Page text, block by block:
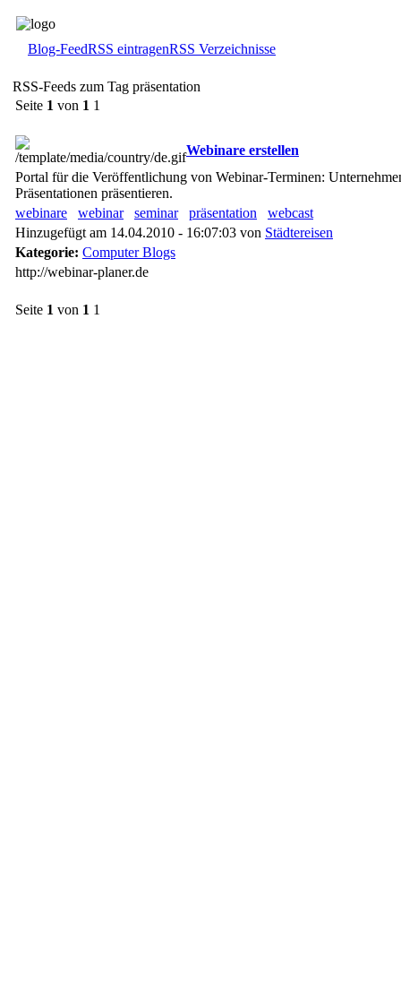
Blog-FeedRSS eintragenRSS Verzeichnisse
RSS-Feeds zum Tag präsentation
Seite 1 von 1 1
Webinare erstellen
Portal für die Veröffentlichung von Webinar-Terminen:
Präsentationen präsentieren.
webinare
webinar seminar präsentation
webcast
Hinzugefügt am 14.04.2010 - 16:07:03 von Städtereisen
Kategorie: Computer Blogs
http://webinar-planer.de
Seite 1 von 1 1